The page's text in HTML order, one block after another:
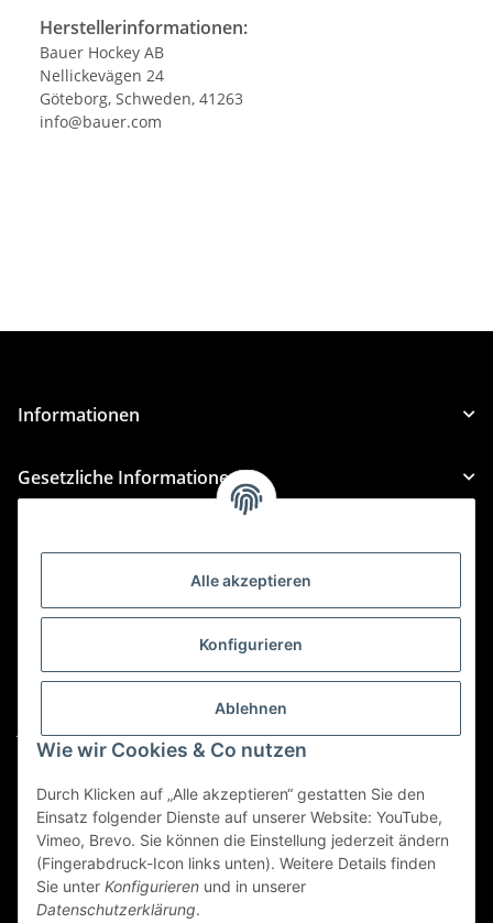
Alle akzeptieren
Konfigurieren
Ablehnen
Wie wir Cookies & Co nutzen
Durch Klicken auf „Alle akzeptieren“ gestatten Sie den
Einsatz folgender Dienste auf unserer Website: YouTube,
Vimeo, Brevo. Sie können die Einstellung jederzeit ändern
(Fingerabdruck-Icon links unten). Weitere Details finden
Sie unter Konfigurieren und in unserer
Datenschutzerklärung.
Herstellerinformationen:
Bauer Hockey AB
Nellickevägen 24
Göteborg, Schweden, 41263
info@bauer.com
Informationen
Gesetzliche Informationen
Für Custom Anfragen und Custom Bestellungen auch
custom@htr-shop.com
Für Trikot-Anfragen und Bestellungen
teamwear@htr-shop.com
Für Reklamationen und Retouren
reklamation@htr-shop.com